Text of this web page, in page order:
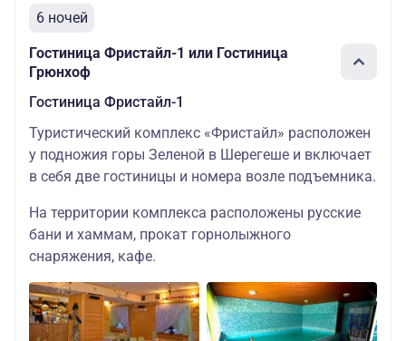
6 ночей
Гостиница Фристайл-1 или Гостиница
Грюнхоф
Гостиница Фристайл-1
Туристический комплекс «Фристайл» расположен
у подножия горы Зеленой в Шерегеше и включает
в себя две гостиницы и номера возле подъемника.
На территории комплекса расположены русские
бани и хаммам, прокат горнолыжного
снаряжения, кафе.